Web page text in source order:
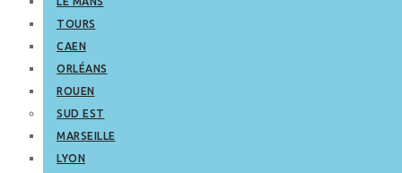
TOURS
CAEN
ORLÉANS
ROUEN
SUD EST
MARSEILLE
LYON